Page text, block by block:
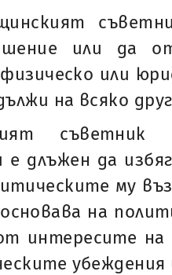
или да
или
на всяко
съветник
е длъжен да
му
на
интересите